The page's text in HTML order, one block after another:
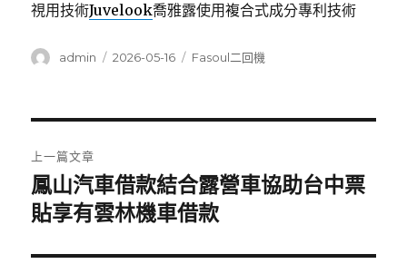
視用技術Juvelook喬雅露使用複合式成分專利技術
作
admin
發
2026-05-16
分
Fasoul二回機
章
導
覽
上一篇文章
上
一
文
鳳山汽車借款結合露營車協助台中票
貼享有雲林機車借款